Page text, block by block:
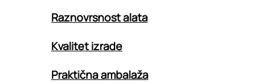
Raznovrsnost alata
Kvalitet izrade
Praktična ambalaža